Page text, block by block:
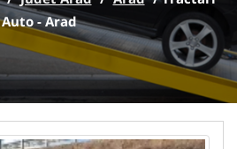
Auto - Arad